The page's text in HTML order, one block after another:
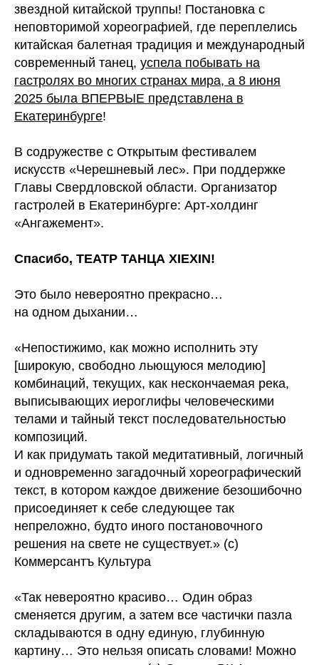
звездной китайской труппы! Постановка с
неповторимой хореографией, где переплелись
китайская балетная традиция и международный
современный танец, успела побывать на
гастролях во многих странах мира, а 8 июня
2025 была ВПЕРВЫЕ представлена в
Екатеринбурге!
В содружестве с Открытым фестивалем
искусств «Черешневый лес». При поддержке
Главы Свердловской области. Организатор
гастролей в Екатеринбурге: Арт-холдинг
«Ангажемент».
Спасибо, ТЕАТР ТАНЦА XIEXIN!
Это было невероятно прекрасно…
на одном дыхании…
«Непостижимо, как можно исполнить эту
[широкую, свободно льющуюся мелодию]
комбинаций, текущих, как нескончаемая река,
выписывающих иероглифы человеческими
телами и тайный текст последовательностью
композиций.
И как придумать такой медитативный, логичный
и одновременно загадочный хореографический
текст, в котором каждое движение безошибочно
присоединяет к себе следующее так
непреложно, будто иного постановочного
решения на свете не существует.» (c)
Коммерсантъ Культура
«Так невероятно красиво… Один образ
сменяется другим, а затем все частички пазла
складываются в одну единую, глубинную
картину… Это нельзя описать словами! Можно